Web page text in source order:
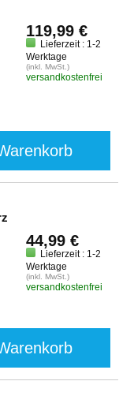
119,99 €
Lieferzeit : 1-2
Werktage
(inkl. MwSt.)
versandkostenfrei
44,99 €
Lieferzeit : 1-2
Werktage
(inkl. MwSt.)
versandkostenfrei